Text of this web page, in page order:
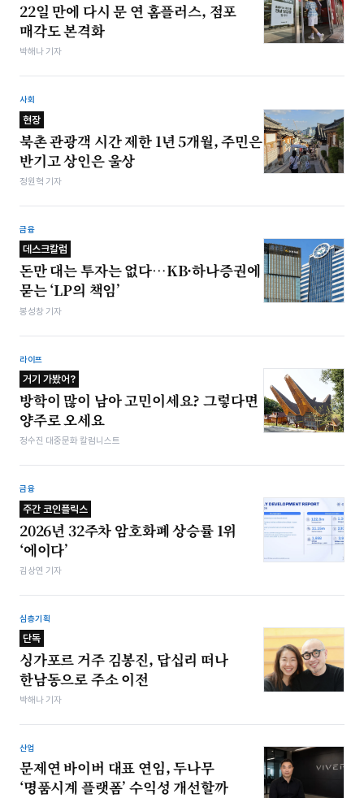
22일 만에 다시 문 연 홈플러스, 점포
매각도 본격화
박해나 기자
사회
현장
북촌 관광객 시간 제한 1년 5개월, 주민은
반기고 상인은 울상
정원혁 기자
금융
데스크칼럼
돈만 대는 투자는 없다…KB·하나증권에
묻는 ‘LP의 책임’
봉성창 기자
라이프
거기 가봤어?
방학이 많이 남아 고민이세요? 그렇다면
양주로 오세요
정수진 대중문화 칼럼니스트
금융
주간 코인플릭스
2026년 32주차 암호화폐 상승률 1위
‘에이다’
김상연 기자
심층기획
단독
싱가포르 거주 김봉진, 답십리 떠나
한남동으로 주소 이전
박해나 기자
산업
문제연 바이버 대표 연임, 두나무
‘명품시계 플랫폼’ 수익성 개선할까